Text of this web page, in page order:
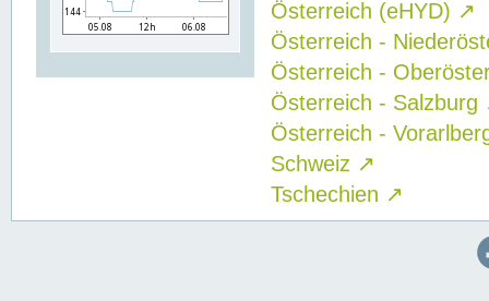
Österreich (eHYD) ↗
Österreich -
Österreich -
Österreich - Salzburg
Österreich -
Schweiz ↗
Tschechien ↗